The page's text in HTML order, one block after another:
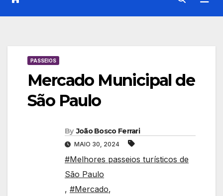
PASSEIOS
Mercado Municipal de
São Paulo
By João Bosco Ferrari
MAIO 30, 2024
#Melhores passeios turísticos de
São Paulo
, #Mercado,